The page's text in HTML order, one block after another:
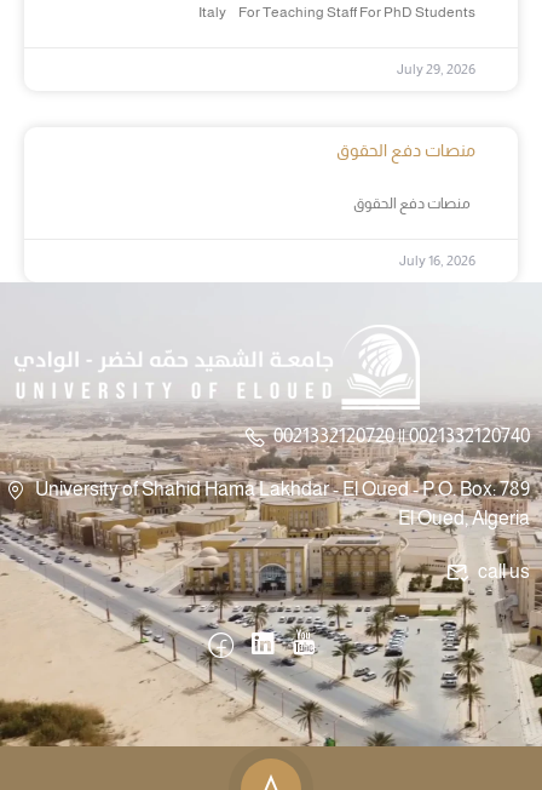
Italy For Teaching Staff For PhD Students
July 29, 2026
منصات دفع الحقوق
July 16, 2026
0021332120720 || 0021332120740
University of Shahid Hama Lakhdar - El Oued - P.O. Box: 789
El Oued, Algeria
call us